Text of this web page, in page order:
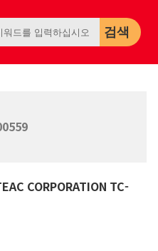
검색
CORPORATION TC-